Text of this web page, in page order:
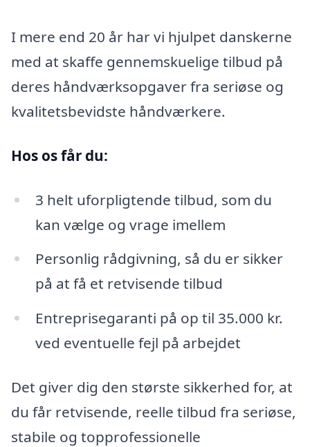
I mere end 20 år har vi hjulpet danskerne
med at skaffe gennemskuelige tilbud på
deres håndværksopgaver fra seriøse og
kvalitetsbevidste håndværkere.
Hos os får du:
3 helt uforpligtende tilbud, som du
kan vælge og vrage imellem
Personlig rådgivning, så du er sikker
på at få et retvisende tilbud
Entreprisegaranti på op til 35.000 kr.
ved eventuelle fejl på arbejdet
Det giver dig den største sikkerhed for, at
du får retvisende, reelle tilbud fra seriøse,
stabile og topprofessionelle